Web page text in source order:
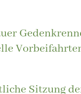
Sitzung